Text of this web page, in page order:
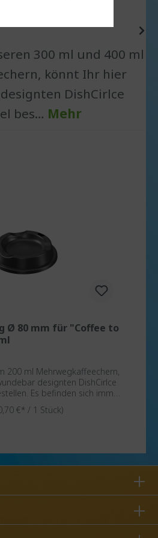
300 ml und 400 ml
könnt Ihr hier
DishCirlce
bes… Mehr
Ø 80 mm für "Coffee to
200 ml Mehrwegkaffeechern,
designten DishCirlce
Es befinden sich immer
des Bechers
in Mehrwegqualität!Auf
€* / 1 Stück)